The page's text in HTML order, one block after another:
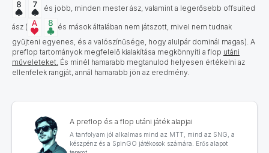
és jobb, minden mester ász, valamint a legerősebb offsuited
ász (
és mások általában nem játszott, mivel nem tudnak
gyűjteni egyenes, és a valószínűsége, hogy alulpár dominál magas). A
preflop tartományok megfelelő kialakítása megkönnyíti a flop utáni
műveleteket. És minél hamarabb megtanulod helyesen értékelni az
ellenfelek rangját, annál hamarabb jön az eredmény.
A preflop és a flop utáni játék alapjai
A tanfolyam jól alkalmas mind az MTT, mind az SNG, a
készpénz és a SpinGO játékosok számára. Erős alapot